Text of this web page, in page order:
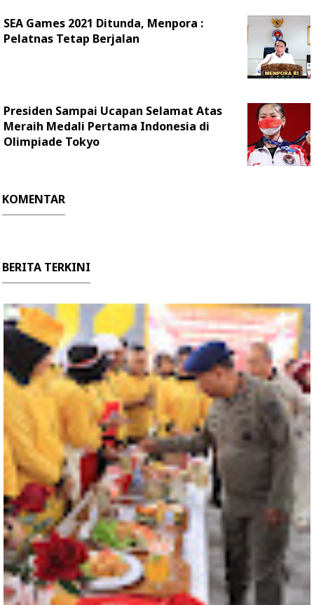
SEA Games 2021 Ditunda, Menpora :
Pelatnas Tetap Berjalan
Presiden Sampai Ucapan Selamat Atas
Meraih Medali Pertama Indonesia di
Olimpiade Tokyo
KOMENTAR
BERITA TERKINI